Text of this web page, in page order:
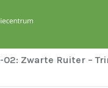
02: Zwarte Ruiter –